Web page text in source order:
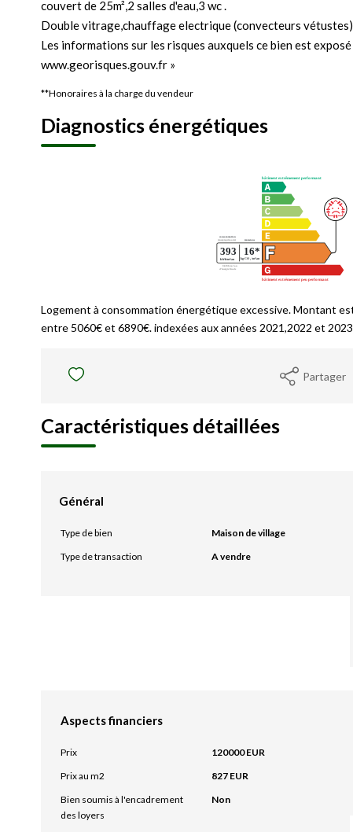
couvert de 25m²,2 salles d'eau,3 wc .
Double vitrage,chauffage electrique (convecteurs
Les informations sur les risques auxquels ce bien est
www.georisques.gouv.fr »
**Honoraires à la charge du vendeur
Diagnostics énergétiques
Logement à consommation énergétique excessive. Montant
entre 5060€ et 6890€. indexées aux années 2021,2022 et
Partager
Caractéristiques détaillées
Général
Type de bien
Maison de village
Type de transaction
A vendre
Aspects financiers
Prix
120000 EUR
Prix au m2
827 EUR
Bien soumis à l'encadrement
des loyers
Non